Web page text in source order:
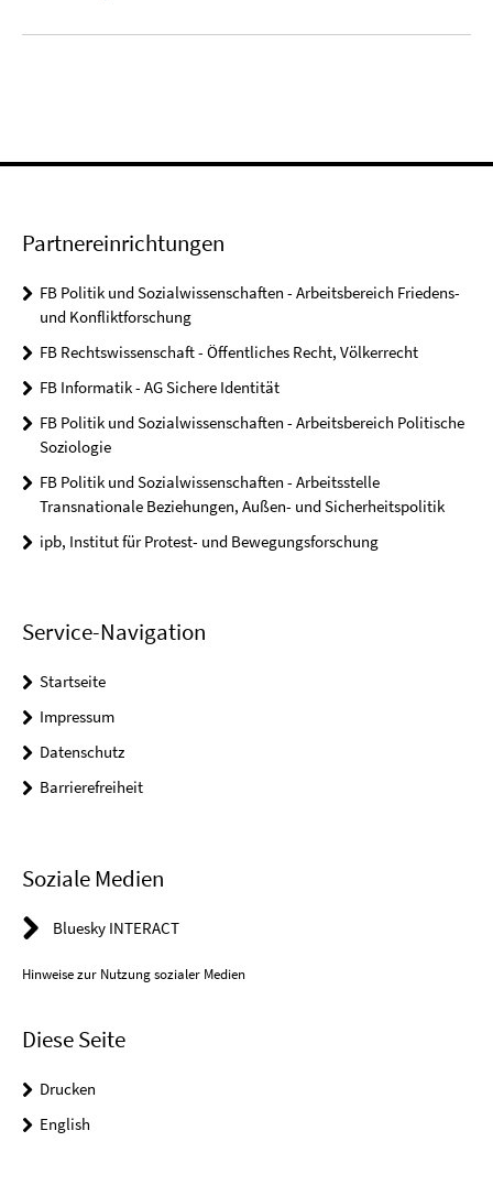
Partnereinrichtungen
FB Politik und Sozialwissenschaften - Arbeitsbereich Friedens-
und Konfliktforschung
FB Rechtswissenschaft - Öffentliches Recht, Völkerrecht
FB Informatik - AG Sichere Identität
FB Politik und Sozialwissenschaften - Arbeitsbereich Politische
Soziologie
FB Politik und Sozialwissenschaften - Arbeitsstelle
Transnationale Beziehungen, Außen- und Sicherheitspolitik
ipb, Institut für Protest- und Bewegungsforschung
Service-Navigation
Startseite
Impressum
Datenschutz
Barrierefreiheit
Soziale Medien
Bluesky INTERACT
Hinweise zur Nutzung sozialer Medien
Diese Seite
Drucken
English